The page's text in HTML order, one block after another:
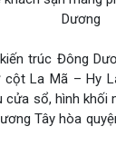
Dương
trúc Đông
cột La Mã – Hy
cửa sổ, hình khối
Tây hòa